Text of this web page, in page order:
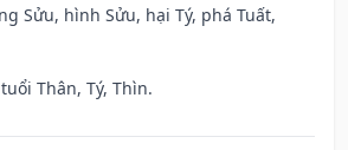
Sửu, hình Sửu, hại Tý, phá Tuất,
Thân, Tý, Thìn.